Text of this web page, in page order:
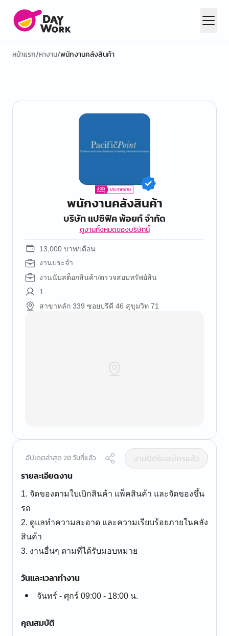
หน้าแรก/หางาน/พนักงานคลังสินค้า
พนักงานคลังสินค้า
บริษัท แปซิฟิค พ้อยท์ จำกัด
ดูงานทั้งหมดของบริษัทนี้
13,000 บาท/เดือน
งานประจำ
งานนับสต็อกสินค้า/ตรวจสอบทรัพย์สิน
1
สาขาหลัก 339 ซอยปรีดี 46 สุขุมวิท 71
อัปเดตล่าสุด 28 วันที่แล้ว
งานปิดรับสมัครแล้ว
รายละเอียดงาน
1. จัดของตามใบเบิกสินค้า แพ็คสินค้า และจัดของขึ้น
รถ
2. ดูแลทำความสะอาด และความเรียบร้อยภายในคลัง
สินค้า
3. งานอื่นๆ ตามที่ได้รับมอบหมาย
วันและเวลาทำงาน
จันทร์ - ศุกร์ 09:00 - 18:00 น.
คุณสมบัติ